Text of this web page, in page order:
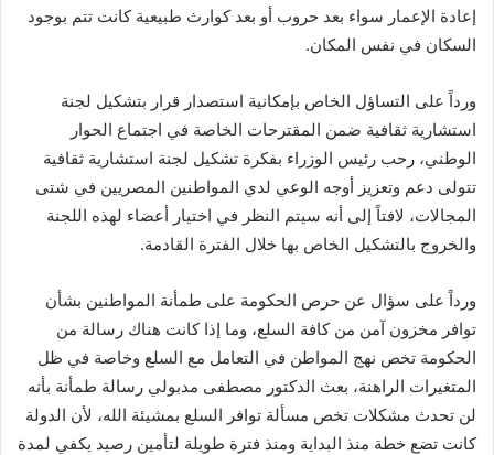
إعادة الإعمار سواء بعد حروب أو بعد كوارث طبيعية كانت تتم بوجود
السكان في نفس المكان.
ورداً على التساؤل الخاص بإمكانية استصدار قرار بتشكيل لجنة
استشارية ثقافية ضمن المقترحات الخاصة في اجتماع الحوار
الوطني، رحب رئيس الوزراء بفكرة تشكيل لجنة استشارية ثقافية
تتولى دعم وتعزيز أوجه الوعي لدي المواطنين المصريين في شتى
المجالات، لافتاً إلى أنه سيتم النظر في اختيار أعضاء لهذه اللجنة
والخروج بالتشكيل الخاص بها خلال الفترة القادمة.
ورداً على سؤال عن حرص الحكومة على طمأنة المواطنين بشأن
توافر مخزون آمن من كافة السلع، وما إذا كانت هناك رسالة من
الحكومة تخص نهج المواطن في التعامل مع السلع وخاصة في ظل
المتغيرات الراهنة، بعث الدكتور مصطفى مدبولي رسالة طمأنة بأنه
لن تحدث مشكلات تخص مسألة توافر السلع بمشيئة الله، لأن الدولة
كانت تضع خطة منذ البداية ومنذ فترة طويلة لتأمين رصيد يكفي لمدة